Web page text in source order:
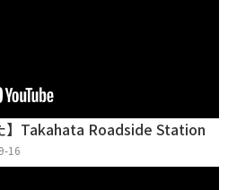
】Takahata Roadside Station
16